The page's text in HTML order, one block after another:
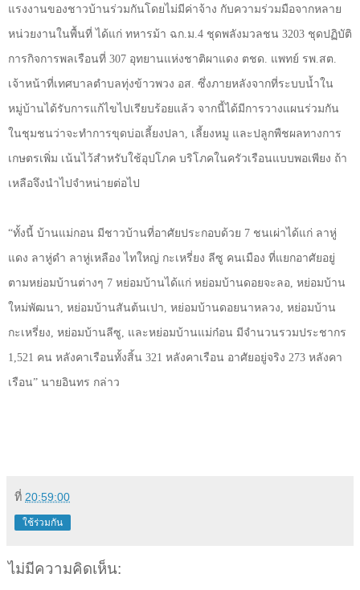
แรงงานของชาวบ้านร่วมกันโดยไม่มีค่าจ้าง กับความร่วมมือจากหลาย
หน่วยงานในพื้นที่ ได้แก่ ทหารม้า ฉก.ม. 4 ชุดพลังมวลชน 3203 ชุดปฏิบัติ
การกิจการพลเรือนที่ 307 อุทยานแห่งชาติผาแดง ตชด. แพทย์ รพ.สต.
เจ้าหน้าที่เทศบาลตำบลทุ่งข้าวพวง อส. ซึ่งภายหลังจากที่ระบบน้ำใน
หมู่บ้านได้รับการแก้ไขไปเรียบร้อยแล้ว จากนี้ได้มีการวางแผนร่วมกัน
ในชุมชนว่าจะทำการขุดบ่อเลี้ยงปลา, เลี้ยงหมู และปลูกพืชผลทางการ
เกษตรเพิ่ม เน้นไว้สำหรับใช้อุปโภค บริโภคในครัวเรือนแบบพอเพียง ถ้า
เหลือจึงนำไปจำหน่ายต่อไป
“ทั้งนี้ บ้านแม่กอน มีชาวบ้านที่อาศัยประกอบด้วย 7 ชนเผ่าได้แก่ ลาหู่
แดง ลาหู่ดำ ลาหู่เหลือง ไทใหญ่ กะเหรี่ยง ลีซู คนเมือง ที่แยกอาศัยอยู่
ตามหย่อมบ้านต่างๆ 7 หย่อมบ้านได้แก่ หย่อมบ้านดอยจะลอ หย่อมบ้าน
ใหม่พัฒนา หย่อมบ้านสันต้นเปา หย่อมบ้านดอยนาหลวง หย่อมบ้าน
กะเหรี่ยง หย่อมบ้านลีซู และหย่อมบ้านแม่ก๋อน มีจำนวนรวมประชากร
1,521 คน หลังคาเรือนทั้งสิ้น 321 หลังคาเรือน อาศัยอยู่จริง 273 หลังคา
เรือน” นายอินทร กล่าว
ที่ 20:59:00
ใช้ร่วมกัน
ไม่มีความคิดเห็น: